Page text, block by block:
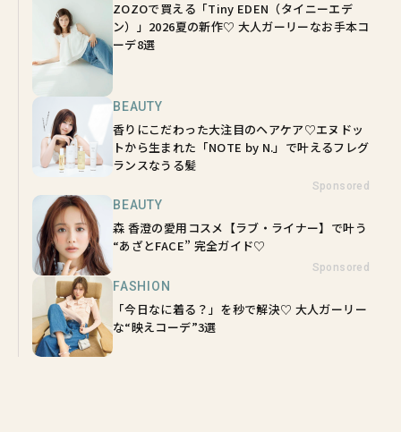
ZOZOで買える「Tiny EDEN（タイニーエデ
ン）」2026夏の新作♡ 大人ガーリーなお手本コ
ーデ8選
BEAUTY
香りにこだわった大注目のヘアケア♡エヌドッ
トから生まれた「NOTE by N.」で叶えるフレグ
ランスなうる髪
Sponsored
BEAUTY
森 香澄の愛用コスメ【ラブ・ライナー】で叶う
“あざとFACE” 完全ガイド♡
Sponsored
FASHION
「今日なに着る？」を秒で解決♡ 大人ガーリー
な“映えコーデ”3選